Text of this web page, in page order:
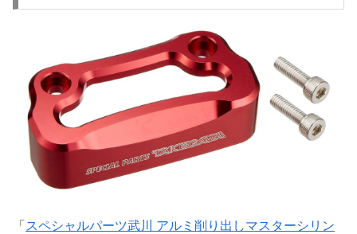
「 スペシャルパーツ武川 アルミ削り出しマスターシリン